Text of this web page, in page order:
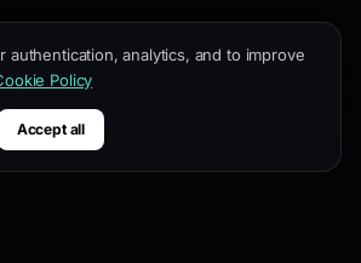
authentication, analytics, and to improve
Policy
Accept all